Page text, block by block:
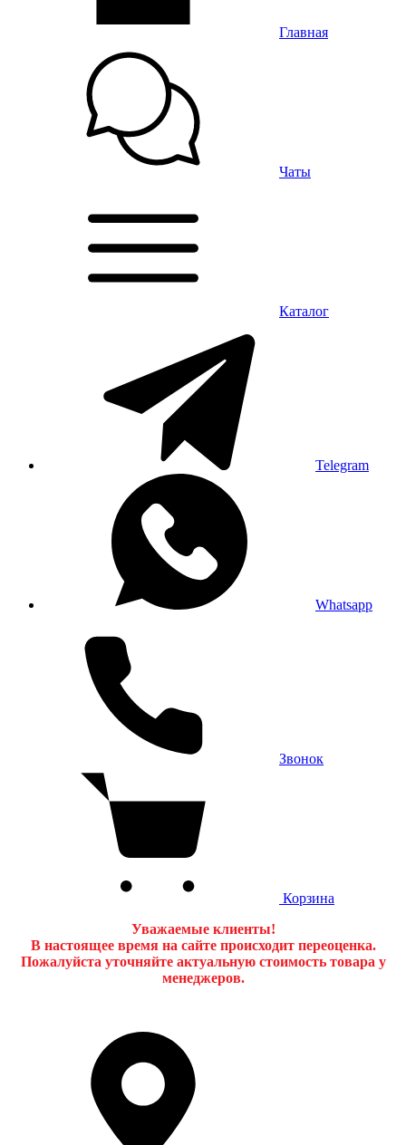
Главная
Чаты
Каталог
Telegram
Whatsapp
Звонок
Корзина
Уважаемые клиенты!
В настоящее время на сайте происходит переоценка.
Пожалуйста уточняйте актуальную стоимость товара у
менеджеров.